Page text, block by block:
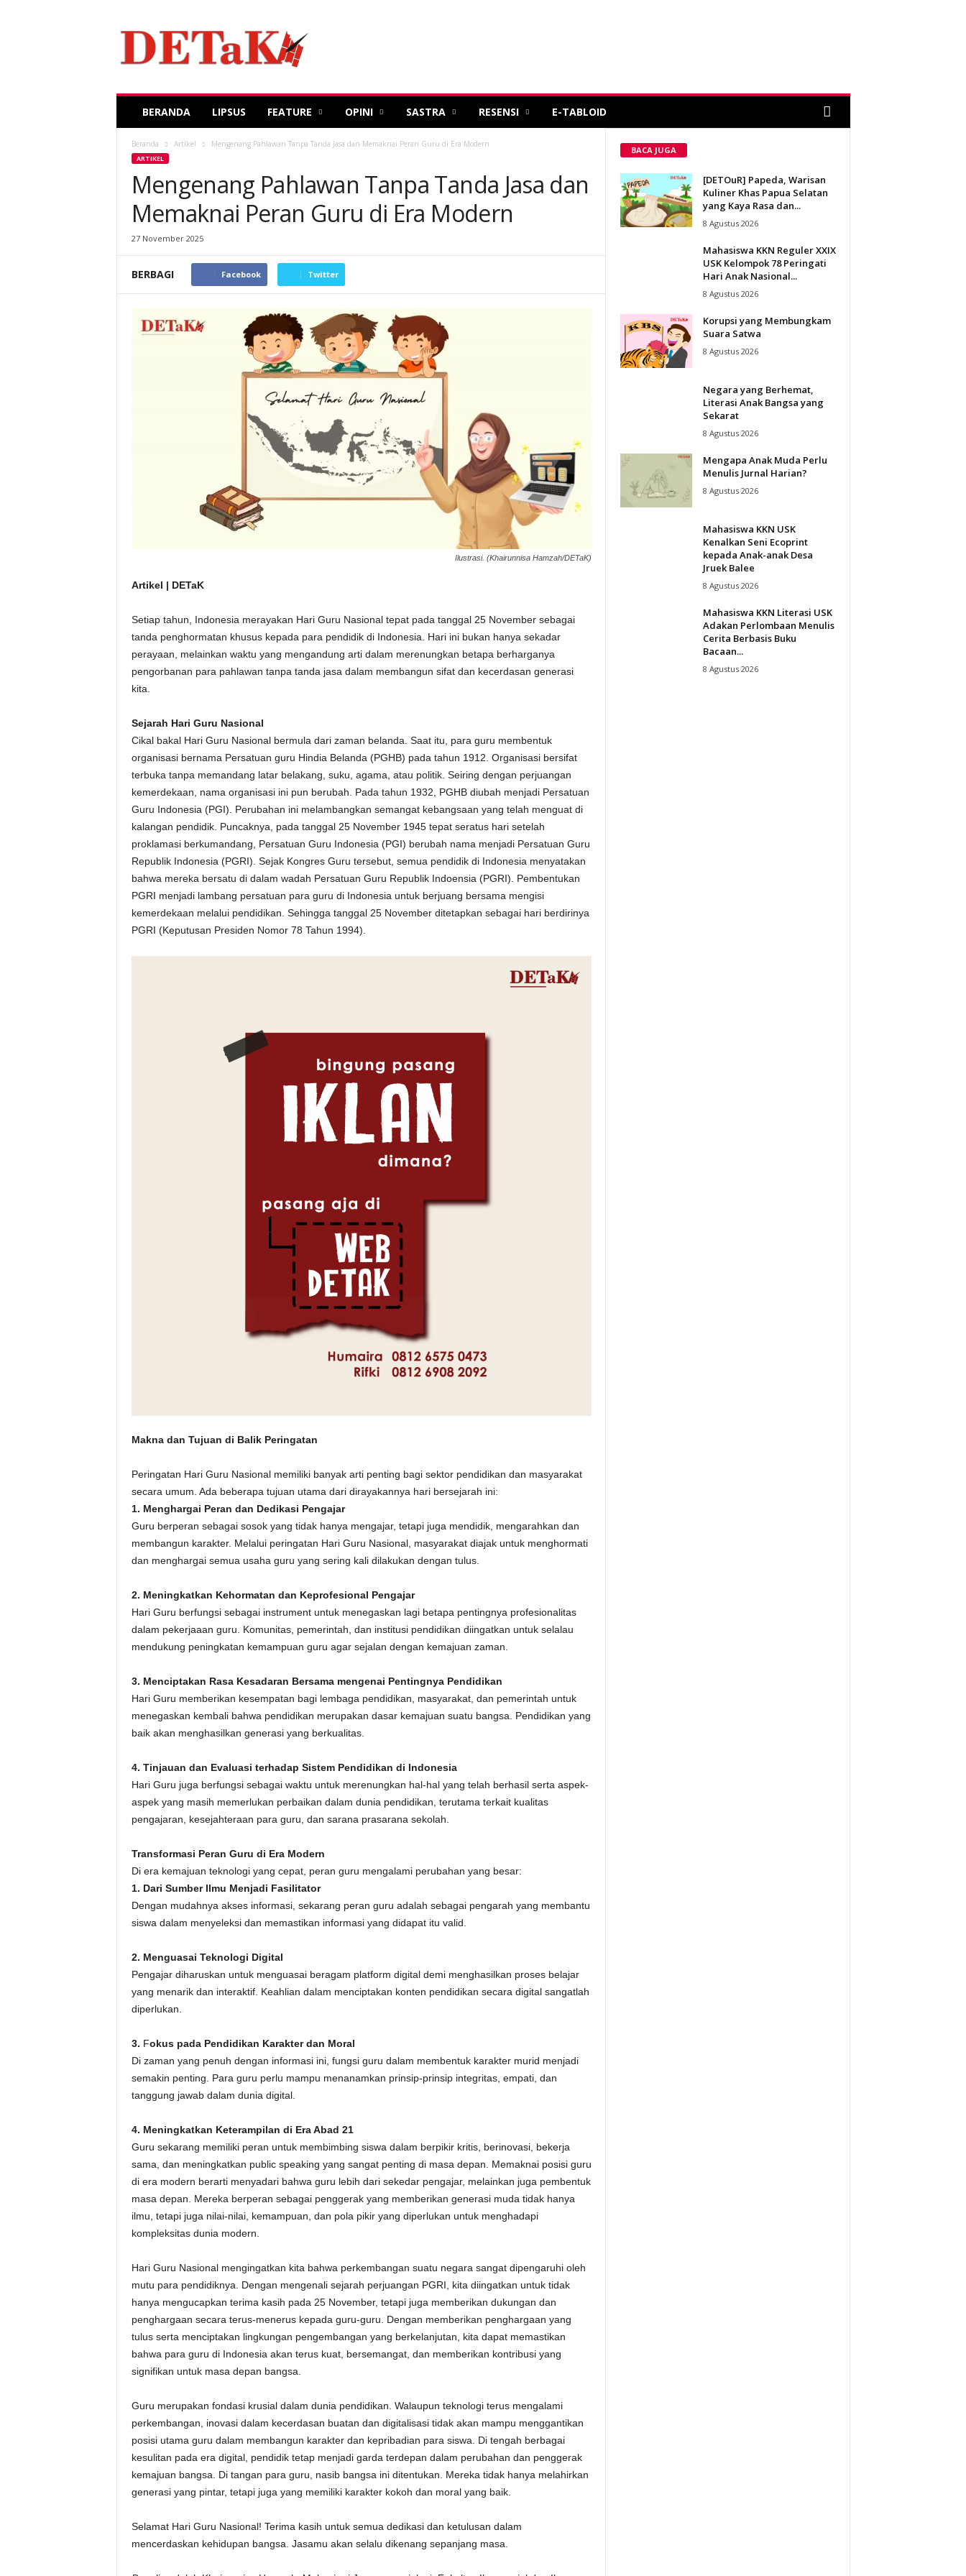
BERANDA LIPSUS FEATURE OPINI SASTRA RESENSI E-TABLOID
Beranda Artikel Mengenang Pahlawan Tanpa Tanda Jasa dan Memaknai Peran Guru di Era Modern
ARTIKEL
Mengenang Pahlawan Tanpa Tanda Jasa dan
Memaknai Peran Guru di Era Modern
27 November 2025
BERBAGI Facebook Twitter
Ilustrasi. (Khairunnisa Hamzah/DETaK)
Artikel | DETaK
Setiap tahun, Indonesia merayakan Hari Guru Nasional tepat pada tanggal 25 November sebagai
tanda penghormatan khusus kepada para pendidik di Indonesia. Hari ini bukan hanya sekadar
perayaan, melainkan waktu yang mengandung arti dalam merenungkan betapa berharganya
pengorbanan para pahlawan tanpa tanda jasa dalam membangun sifat dan kecerdasan generasi
kita.
Sejarah Hari Guru Nasional
Cikal bakal Hari Guru Nasional bermula dari zaman belanda. Saat itu, para guru membentuk
organisasi bernama Persatuan guru Hindia Belanda (PGHB) pada tahun 1912. Organisasi bersifat
terbuka tanpa memandang latar belakang, suku, agama, atau politik. Seiring dengan perjuangan
kemerdekaan, nama organisasi ini pun berubah. Pada tahun 1932, PGHB diubah menjadi Persatuan
Guru Indonesia (PGI). Perubahan ini melambangkan semangat kebangsaan yang telah menguat di
kalangan pendidik. Puncaknya, pada tanggal 25 November 1945 tepat seratus hari setelah
proklamasi berkumandang, Persatuan Guru Indonesia (PGI) berubah nama menjadi Persatuan Guru
Republik Indonesia (PGRI). Sejak Kongres Guru tersebut, semua pendidik di Indonesia menyatakan
bahwa mereka bersatu di dalam wadah Persatuan Guru Republik Indoensia (PGRI). Pembentukan
PGRI menjadi lambang persatuan para guru di Indonesia untuk berjuang bersama mengisi
kemerdekaan melalui pendidikan. Sehingga tanggal 25 November ditetapkan sebagai hari berdirinya
PGRI (Keputusan Presiden Nomor 78 Tahun 1994).
Makna dan Tujuan di Balik Peringatan
Peringatan Hari Guru Nasional memiliki banyak arti penting bagi sektor pendidikan dan masyarakat
secara umum. Ada beberapa tujuan utama dari dirayakannya hari bersejarah ini:
1. Menghargai Peran dan Dedikasi Pengajar
Guru berperan sebagai sosok yang tidak hanya mengajar, tetapi juga mendidik, mengarahkan dan
membangun karakter. Melalui peringatan Hari Guru Nasional, masyarakat diajak untuk menghormati
dan menghargai semua usaha guru yang sering kali dilakukan dengan tulus.
2. Meningkatkan Kehormatan dan Keprofesional Pengajar
Hari Guru berfungsi sebagai instrument untuk menegaskan lagi betapa pentingnya profesionalitas
dalam pekerjaaan guru. Komunitas, pemerintah, dan institusi pendidikan diingatkan untuk selalau
mendukung peningkatan kemampuan guru agar sejalan dengan kemajuan zaman.
3. Menciptakan Rasa Kesadaran Bersama mengenai Pentingnya Pendidikan
Hari Guru memberikan kesempatan bagi lembaga pendidikan, masyarakat, dan pemerintah untuk
menegaskan kembali bahwa pendidikan merupakan dasar kemajuan suatu bangsa. Pendidikan yang
baik akan menghasilkan generasi yang berkualitas.
4. Tinjauan dan Evaluasi terhadap Sistem Pendidikan di Indonesia
Hari Guru juga berfungsi sebagai waktu untuk merenungkan hal-hal yang telah berhasil serta aspek-
aspek yang masih memerlukan perbaikan dalam dunia pendidikan, terutama terkait kualitas
pengajaran, kesejahteraan para guru, dan sarana prasarana sekolah.
Transformasi Peran Guru di Era Modern
Di era kemajuan teknologi yang cepat, peran guru mengalami perubahan yang besar:
1. Dari Sumber Ilmu Menjadi Fasilitator
Dengan mudahnya akses informasi, sekarang peran guru adalah sebagai pengarah yang membantu
siswa dalam menyeleksi dan memastikan informasi yang didapat itu valid.
2. Menguasai Teknologi Digital
Pengajar diharuskan untuk menguasai beragam platform digital demi menghasilkan proses belajar
yang menarik dan interaktif. Keahlian dalam menciptakan konten pendidikan secara digital sangatlah
diperlukan.
3. Fokus pada Pendidikan Karakter dan Moral
Di zaman yang penuh dengan informasi ini, fungsi guru dalam membentuk karakter murid menjadi
semakin penting. Para guru perlu mampu menanamkan prinsip-prinsip integritas, empati, dan
tanggung jawab dalam dunia digital.
4. Meningkatkan Keterampilan di Era Abad 21
Guru sekarang memiliki peran untuk membimbing siswa dalam berpikir kritis, berinovasi, bekerja
sama, dan meningkatkan public speaking yang sangat penting di masa depan. Memaknai posisi guru
di era modern berarti menyadari bahwa guru lebih dari sekedar pengajar, melainkan juga pembentuk
masa depan. Mereka berperan sebagai penggerak yang memberikan generasi muda tidak hanya
ilmu, tetapi juga nilai-nilai, kemampuan, dan pola pikir yang diperlukan untuk menghadapi
kompleksitas dunia modern.
Hari Guru Nasional mengingatkan kita bahwa perkembangan suatu negara sangat dipengaruhi oleh
mutu para pendidiknya. Dengan mengenali sejarah perjuangan PGRI, kita diingatkan untuk tidak
hanya mengucapkan terima kasih pada 25 November, tetapi juga memberikan dukungan dan
penghargaan secara terus-menerus kepada guru-guru. Dengan memberikan penghargaan yang
tulus serta menciptakan lingkungan pengembangan yang berkelanjutan, kita dapat memastikan
bahwa para guru di Indonesia akan terus kuat, bersemangat, dan memberikan kontribusi yang
signifikan untuk masa depan bangsa.
Guru merupakan fondasi krusial dalam dunia pendidikan. Walaupun teknologi terus mengalami
perkembangan, inovasi dalam kecerdasan buatan dan digitalisasi tidak akan mampu menggantikan
posisi utama guru dalam membangun karakter dan kepribadian para siswa. Di tengah berbagai
kesulitan pada era digital, pendidik tetap menjadi garda terdepan dalam perubahan dan penggerak
kemajuan bangsa. Di tangan para guru, nasib bangsa ini ditentukan. Mereka tidak hanya melahirkan
generasi yang pintar, tetapi juga yang memiliki karakter kokoh dan moral yang baik.
Selamat Hari Guru Nasional! Terima kasih untuk semua dedikasi dan ketulusan dalam
mencerdaskan kehidupan bangsa. Jasamu akan selalu dikenang sepanjang masa.
BACA JUGA
[DETOuR] Papeda, Warisan
Kuliner Khas Papua Selatan
yang Kaya Rasa dan...
8 Agustus 2026
Mahasiswa KKN Reguler XXIX
USK Kelompok 78 Peringati
Hari Anak Nasional...
8 Agustus 2026
Korupsi yang Membungkam
Suara Satwa
8 Agustus 2026
Negara yang Berhemat,
Literasi Anak Bangsa yang
Sekarat
8 Agustus 2026
Mengapa Anak Muda Perlu
Menulis Jurnal Harian?
8 Agustus 2026
Mahasiswa KKN USK
Kenalkan Seni Ecoprint
kepada Anak-anak Desa
Jruek Balee
8 Agustus 2026
Mahasiswa KKN Literasi USK
Adakan Perlombaan Menulis
Cerita Berbasis Buku
Bacaan...
8 Agustus 2026